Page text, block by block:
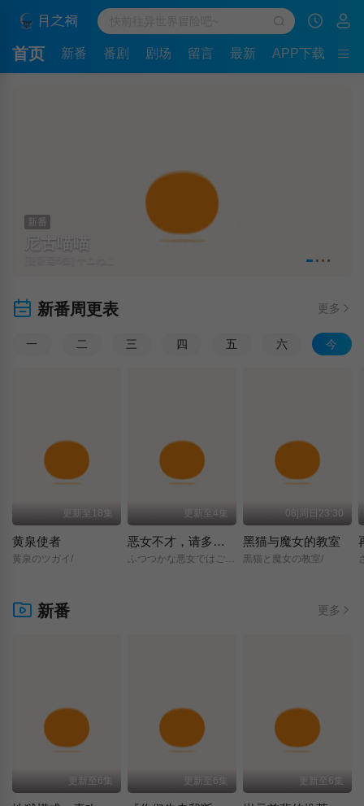
首页 新番 番剧 剧场 留言 最新 APP下载
新番
尼古喵喵
新番周更表 更多
一 二 三 四 五 六 今
更新至18集
黄泉使者
黄泉のツガイ/
更新至4集
恶女不才，请多关照 ～雏宫蝶鼠换身传～
ふつつかな悪女ではございますが/～雛宮蝶鼠とりかえ伝～/
08|周日23:30
黑猫与魔女的教室
黒猫と魔女の教室/
新番 更多
更新至6集 更新至6集 更新至6集